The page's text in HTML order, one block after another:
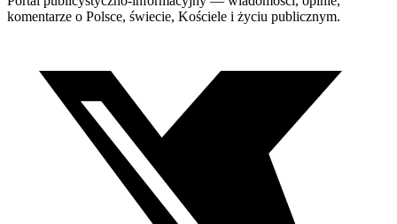
komentarze o Polsce, świecie, Kościele i życiu publicznym.